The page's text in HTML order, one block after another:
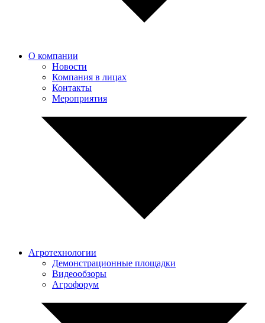
О компании
Новости
Компания в лицах
Контакты
Мероприятия
Агротехнологии
Демонстрационные площадки
Видеообзоры
Агрофорум